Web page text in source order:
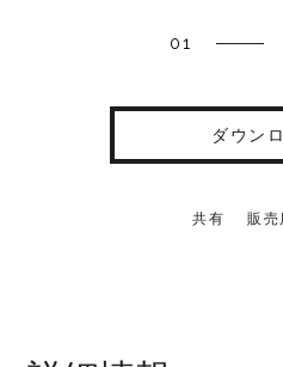
01
ダウン
共有 販売